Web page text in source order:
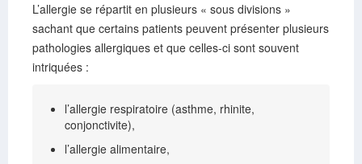
L’allergie se répartit en plusieurs « sous divisions »
sachant que certains patients peuvent présenter plusieurs
pathologies allergiques et que celles-ci sont souvent
intriquées :
l’allergie respiratoire (asthme, rhinite,
conjonctivite),
l’allergie alimentaire,